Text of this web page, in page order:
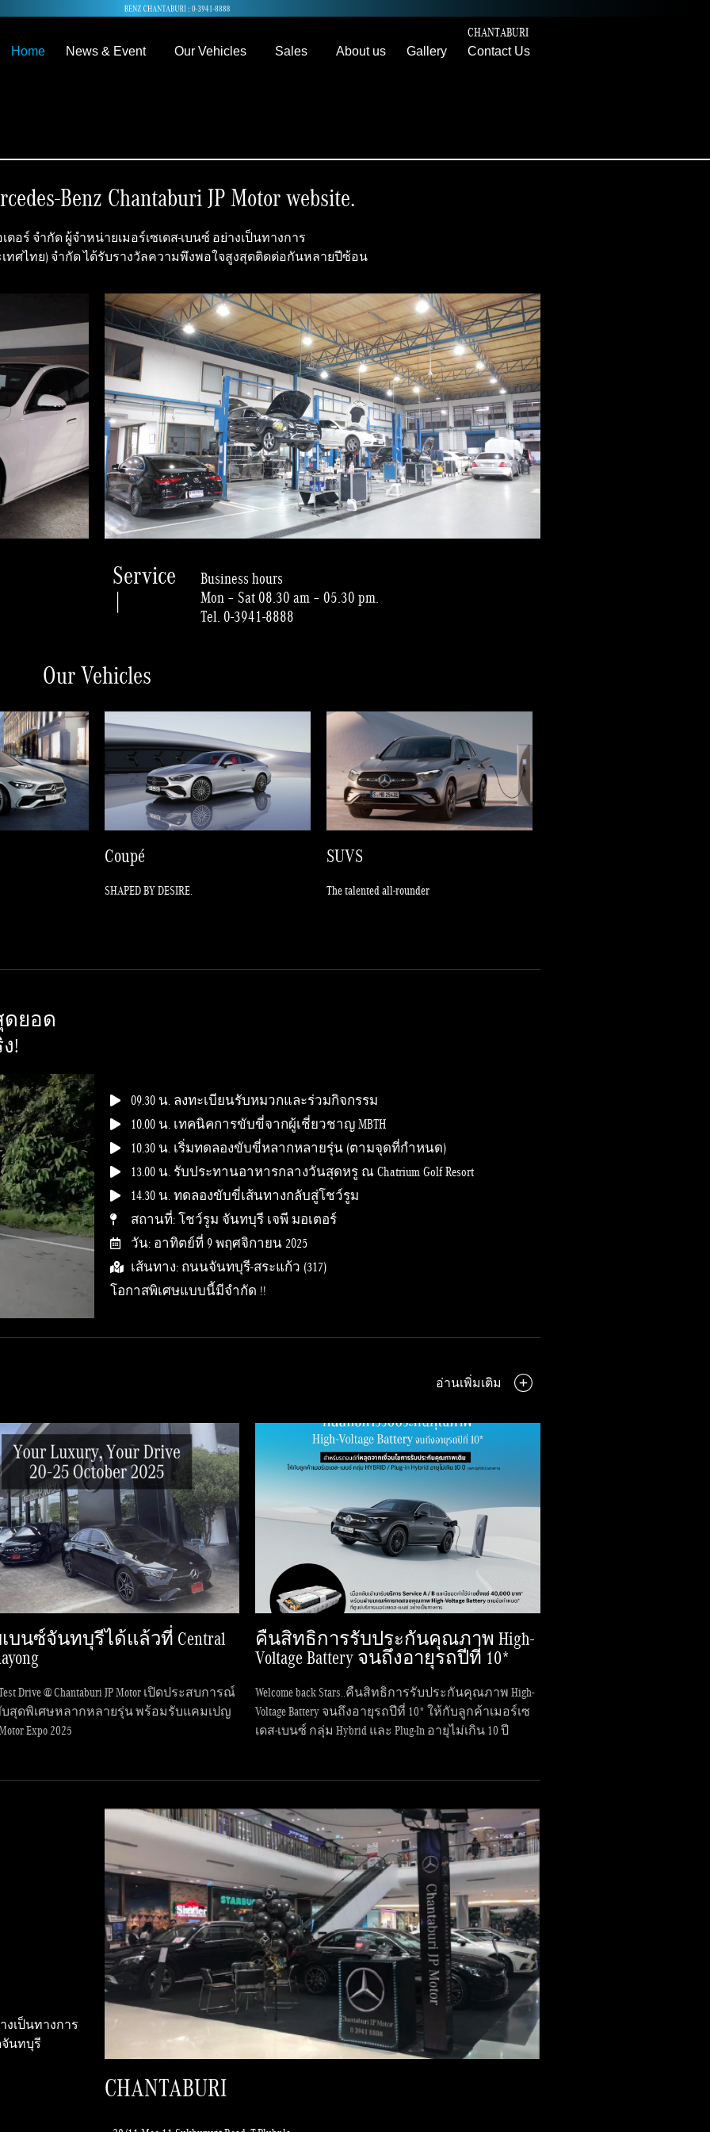
CHANTABURI
Home News & Event Our Vehicles Sales About us Gallery Contact Us
Benz Chantaburi JP Motor website.
อร์ จำกัด ผู้จำหน่ายเมอร์เซเดส-เบนซ์ อย่างเป็นทางการ
เทศไทย) จำกัด ได้รับรางวัลความพึงพอใจสูงสุดติดต่อกันหลายปีซ้อน
Service
|
Business hours
Mon – Sat 08.30 am – 05.30 pm.
Tel. 0-3941-8888
Our Vehicles
Coupé
SHAPED BY DESIRE.
SUVS
The talented all-rounder
สุดยอด
!
09.30 น. ลงทะเบียนรับหมวกและร่วมกิจกรรม
10.00 น. เทคนิคการขับขี่จากผู้เชี่ยวชาญ MBTH
10.30 น. เริ่มทดลองขับขี่หลากหลายรุ่น (ตามจุดที่กำหนด)
13.00 น. รับประทานอาหารกลางวันสุดหรู ณ Chatrium Golf Resort
14.30 น. ทดลองขับขี่เส้นทางกลับสู่โชว์รูม
สถานที่: โชว์รูม จันทบุรี เจพี มอเตอร์
วัน: อาทิตย์ที่ 9 พฤศจิกายน 2025
เส้นทาง: ถนนจันทบุรี-สระแก้ว (317)
โอกาสพิเศษแบบนี้มีจำกัด !!
อ่านเพิ่มเติม
บนซ์จันทบุรีได้แล้วที่ Central
Drive @ Chantaburi JP Motor เปิดประสบการณ์
สุดพิเศษหลากหลายรุ่น พร้อมรับแคมเปญ
Expo 2025
คืนสิทธิการรับประกันคุณภาพ High-
Voltage Battery จนถึงอายุรถปีที่ 10*
Welcome back Stars..คืนสิทธิการรับประกันคุณภาพ High-
Voltage Battery จนถึงอายุรถปีที่ 10* ให้กับลูกค้าเมอร์เซ
เดส-เบนซ์ กลุ่ม Hybrid และ Plug-In อายุไม่เกิน 10 ปี
งเป็นทางการ
จันทบุรี
CHANTABURI